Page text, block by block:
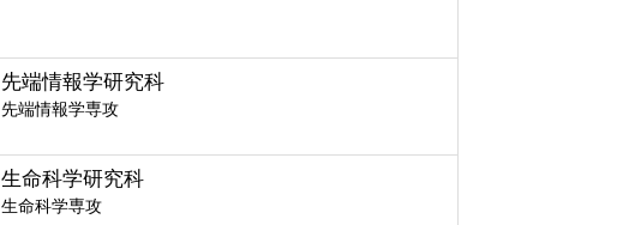
先端情報学研究科
先端情報学専攻
生命科学研究科
生命科学専攻